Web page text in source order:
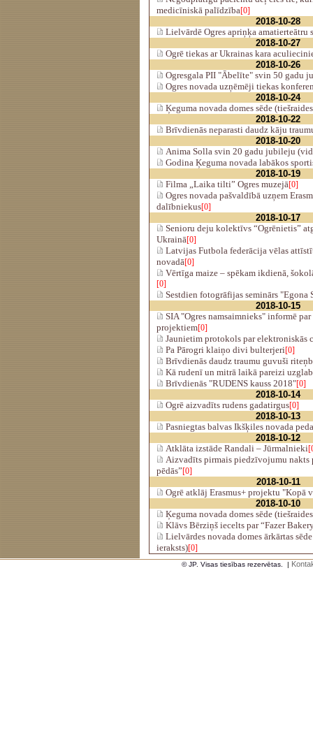
medicīniskā palīdzība[0]
2018-10-28
Lielvārdē Ogres apriņķa amatierteātru
2018-10-27
Ogrē tiekas ar Ukrainas kara
2018-10-26
Ogresgala PII "Ābelīte" svin 50 gadu
Ogres novada uzņēmēji tiekas
2018-10-24
Ķeguma novada domes sēde
2018-10-22
Brīvdienās neparasti daudz kāju
2018-10-20
Anima Solla svin 20 gadu jubileju
Godina Ķeguma novada labākos
2018-10-19
Filma „Laika tilti” Ogres muzejā[0]
Ogres novada pašvaldībā uzņem
dalībniekus[0]
2018-10-17
Senioru deju kolektīvs “Ogrēnietis”
Ukrainā[0]
Latvijas Futbola federācija vēlas
novadā[0]
Vērtīga maize – spēkam ikdienā,
[0]
Sestdien fotogrāfijas seminārs "Egona
2018-10-15
SIA "Ogres namsaimnieks" informē
projektiem[0]
Jaunietim protokols par elektroniskās
Pa Pārogri klaiņo divi bulterjeri[0]
Brīvdienās daudz traumu guvuši
Kā rudenī un mitrā laikā pareizi
Brīvdienās "RUDENS kauss 2018"[0]
2018-10-14
Ogrē aizvadīts rudens gadatirgus[0]
2018-10-13
Pasniegtas balvas Ikšķiles novada
2018-10-12
Atklāta izstāde Randali – Jūrmalnieki
Aizvadīts pirmais piedzīvojumu nakts
pēdās”[0]
2018-10-11
Ogrē atklāj Erasmus+ projektu "Kopā
2018-10-10
Ķeguma novada domes sēde
Klāvs Bērziņš iecelts par “Fazer
Lielvārdes novada domes ārkārtas
ieraksts)[0]
© JP. Visas tiesības rezervētas. |